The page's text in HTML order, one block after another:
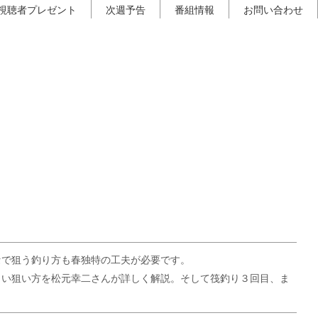
聴者プレゼント 次週予告 番組情報 お問い合わせ
う釣り方も春独特の工夫が必要です。
狙い方を松元幸二さんが詳しく解説。そして筏釣り３回目、ま